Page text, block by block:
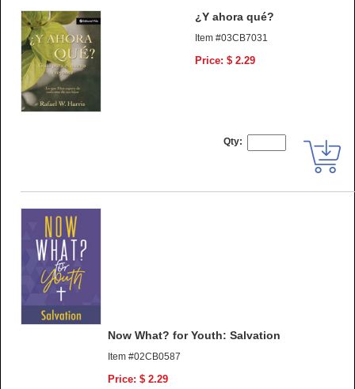
¿Y ahora qué?
Item #03CB7031
Price: $ 2.29
Qty:
Now What? for Youth: Salvation
Item #02CB0587
Price: $ 2.29